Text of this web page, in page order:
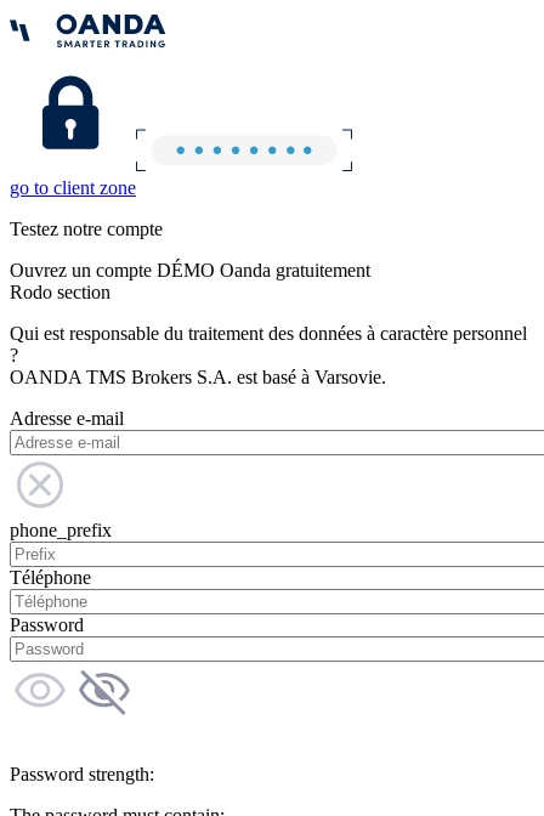
go to client zone
Testez notre compte
Ouvrez un compte DÉMO Oanda gratuitement
Rodo section
Qui est responsable du traitement des données à caractère personnel
?
OANDA TMS Brokers S.A. est basé à Varsovie.
Adresse e-mail
phone_prefix
Téléphone
Password
Password strength: